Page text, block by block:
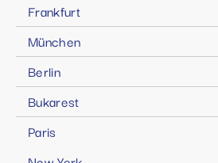
Frankfurt
München
Berlin
Bukarest
Paris